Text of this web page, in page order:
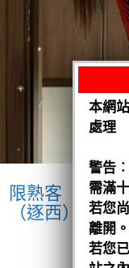
限熟客【北區
（逐西）
本網
處理
警告
需滿
若您
離開。
若您